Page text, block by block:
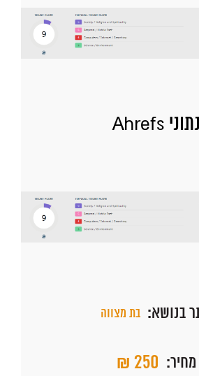
נתוני Ahrefs
בנושא: בת מצווה
מחיר: ₪ 250